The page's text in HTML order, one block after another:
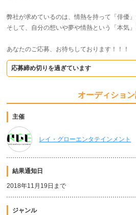
弊社が求めているのは、情熱を持って「俳優
そして、自分の想いや夢や情熱という「本気
あなたのご応募、お待ちしております！！！
応募締め切りを過ぎています
オーディション
主催
レイ・グローエンタテインメント
結果通知日
2018年11月19日まで
ジャンル